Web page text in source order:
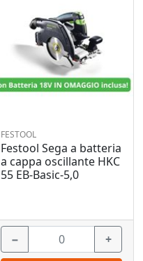
FESTOOL
Festool Sega a batteria
a cappa oscillante HKC
55 EB-Basic-5,0
− +